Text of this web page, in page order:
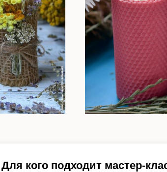
Для кого подходит мастер-